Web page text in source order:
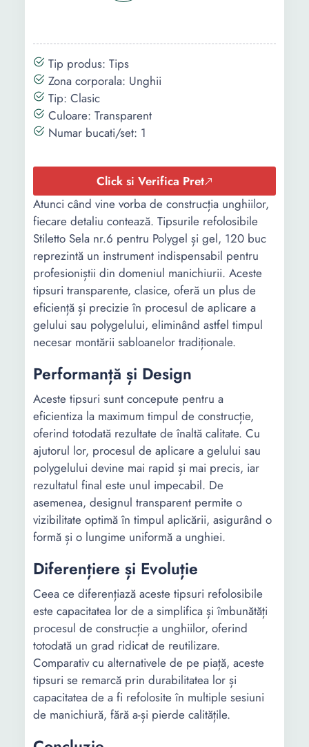
Tip produs: Tips
Zona corporala: Unghii
Tip: Clasic
Culoare: Transparent
Numar bucati/set: 1
Click si Verifica Pret
Atunci când vine vorba de construcția unghiilor,
fiecare detaliu contează. Tipsurile refolosibile
Stiletto Sela nr.6 pentru Polygel și gel, 120 buc
reprezintă un instrument indispensabil pentru
profesioniștii din domeniul manichiurii. Aceste
tipsuri transparente, clasice, oferă un plus de
eficiență și precizie în procesul de aplicare a
gelului sau polygelului, eliminând astfel timpul
necesar montării sabloanelor tradiționale.
Performanță și Design
Aceste tipsuri sunt concepute pentru a
eficientiza la maximum timpul de construcție,
oferind totodată rezultate de înaltă calitate. Cu
ajutorul lor, procesul de aplicare a gelului sau
polygelului devine mai rapid și mai precis, iar
rezultatul final este unul impecabil. De
asemenea, designul transparent permite o
vizibilitate optimă în timpul aplicării, asigurând o
formă și o lungime uniformă a unghiei.
Diferențiere și Evoluție
Ceea ce diferențiază aceste tipsuri refolosibile
este capacitatea lor de a simplifica și îmbunătăți
procesul de construcție a unghiilor, oferind
totodată un grad ridicat de reutilizare.
Comparativ cu alternativele de pe piață, aceste
tipsuri se remarcă prin durabilitatea lor și
capacitatea de a fi refolosite în multiple sesiuni
de manichiură, fără a-și pierde calitățile.